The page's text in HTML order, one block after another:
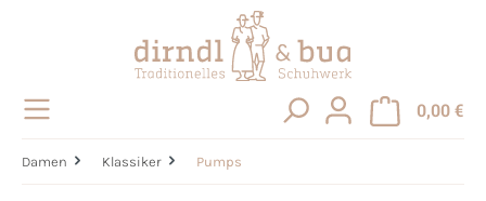
0,00 €
Damen Klassiker Pumps